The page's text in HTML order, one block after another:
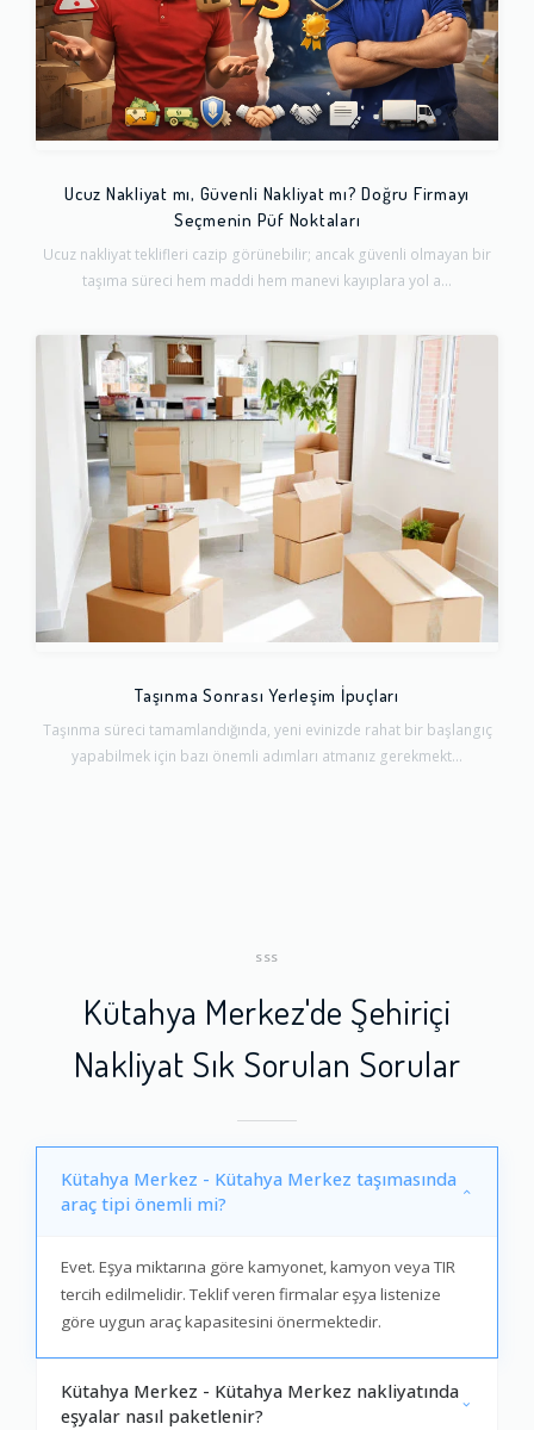
Ucuz Nakliyat mı, Güvenli Nakliyat mı? Doğru Firmayı
Seçmenin Püf Noktaları
Ucuz nakliyat teklifleri cazip görünebilir; ancak güvenli olmayan bir
taşıma süreci hem maddi hem manevi kayıplara yol a...
Taşınma Sonrası Yerleşim İpuçları
Taşınma süreci tamamlandığında, yeni evinizde rahat bir başlangıç
yapabilmek için bazı önemli adımları atmanız gerekmekt...
SSS
Kütahya Merkez'de Şehiriçi
Nakliyat Sık Sorulan Sorular
Kütahya Merkez - Kütahya Merkez taşımasında
araç tipi önemli mi?
Evet. Eşya miktarına göre kamyonet, kamyon veya TIR
tercih edilmelidir. Teklif veren firmalar eşya listenize
göre uygun araç kapasitesini önermektedir.
Kütahya Merkez - Kütahya Merkez nakliyatında
eşyalar nasıl paketlenir?